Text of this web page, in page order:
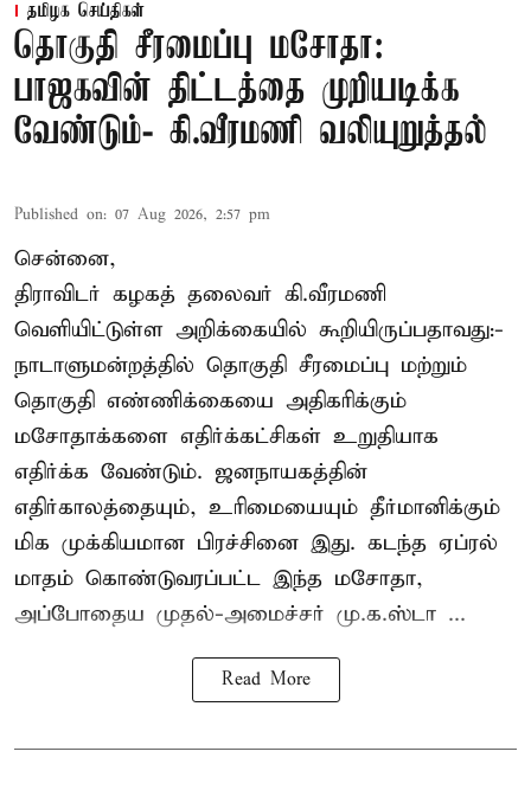
தமிழக செய்திகள்
தொகுதி சீரமைப்பு மசோதா:
பாஜகவின் திட்டத்தை முறியடிக்க
வேண்டும்- கி.வீரமணி வலியுறுத்தல்
Published on: 07 Aug 2026, 2:57 pm
சென்னை,
திராவிடர் கழகத் தலைவர் கி.வீரமணி
வெளியிட்டுள்ள அறிக்கையில் கூறியிருப்பதாவது:-
நாடாளுமன்றத்தில் தொகுதி சீரமைப்பு மற்றும்
தொகுதி எண்ணிக்கையை அதிகரிக்கும்
மசோதாக்களை எதிர்க்கட்சிகள் உறுதியாக
எதிர்க்க வேண்டும். ஜனநாயகத்தின்
எதிர்காலத்தையும், உரிமையையும் தீர்மானிக்கும்
மிக முக்கியமான பிரச்சினை இது. கடந்த ஏப்ரல்
மாதம் கொண்டுவரப்பட்ட இந்த மசோதா,
அப்போதைய முதல்-அமைச்சர் மு.க.ஸ்டா ...
Read More